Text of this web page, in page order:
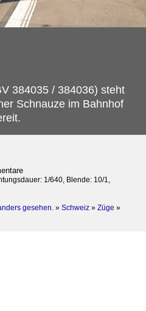
384035 / 384036) steht
Schnauze im Bahnhof
1/640, Blende: 10/1,
gesehen. » Schweiz » Züge »